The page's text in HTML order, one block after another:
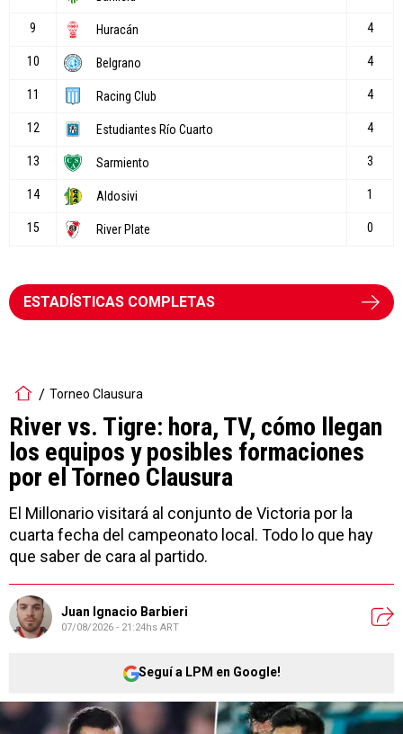
ESTADÍSTICAS COMPLETAS
Torneo Clausura
River vs. Tigre: hora, TV, cómo llegan
los equipos y posibles formaciones
por el Torneo Clausura
El Millonario visitará al conjunto de Victoria por la
cuarta fecha del campeonato local. Todo lo que hay
que saber de cara al partido.
Juan Ignacio Barbieri
07/08/2026 - 21:24hs ART
Seguí a LPM en Google!